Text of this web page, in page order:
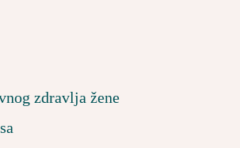
zdravlja žene